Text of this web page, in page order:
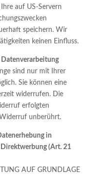
auf US-Servern
speichern. Wir
keinen Einfluss.
sind nur mit Ihrer
Sie können eine
widerrufen. Die
erfolgten
unberührt.
in
Direktwerbung (Art. 21
AUF GRUNDLAGE